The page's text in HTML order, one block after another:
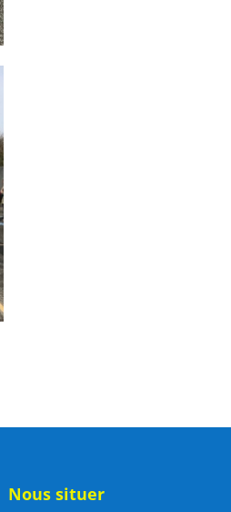
Nous situer